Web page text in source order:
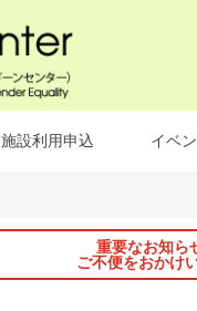
施設利用申込 イベ
重要なお知ら
ご不便をおかけ